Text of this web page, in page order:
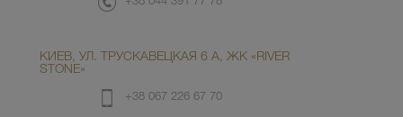
КИЕВ, УЛ. ТРУСКАВЕЦКАЯ 6 А, ЖК «RIVER
STONE»
+38 067 226 67 70